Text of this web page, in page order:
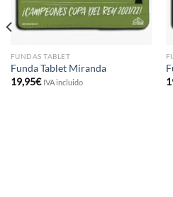
FUNDAS TABLET
Funda Tablet Miranda
19,95€ IVA incluido